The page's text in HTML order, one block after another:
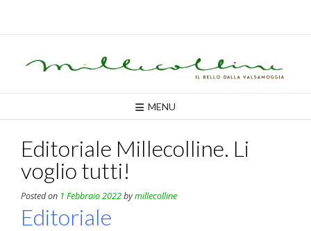
MENU
Editoriale Millecolline. Li
voglio tutti!
Posted on 1 Febbraio 2022bymillecolline
Editoriale